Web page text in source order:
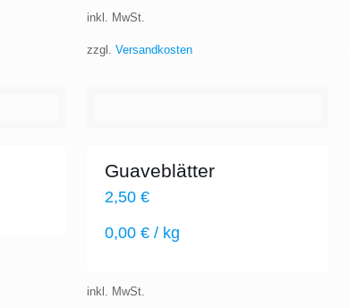
inkl. MwSt.
zzgl. Versandkosten
Guaveblätter
2,50 €
0,00 €/ kg
inkl. MwSt.